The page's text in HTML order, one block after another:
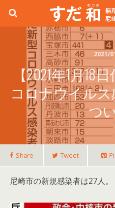
2021/
【2021年1月18
コロナウイル
つ
Share Tweet
尼崎市の新規感染者は27人。